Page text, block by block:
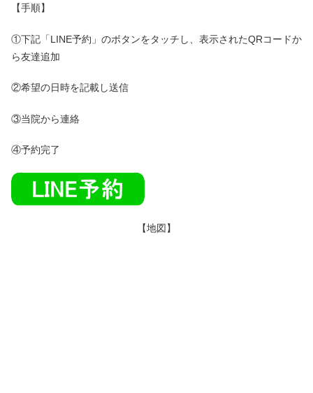
【手順】
①下記「LINE予約」のボタンをタッチし、表示されたQRコードか
ら友達追加
②希望の日時を記載し送信
③当院から連絡
④予約完了
【地図】